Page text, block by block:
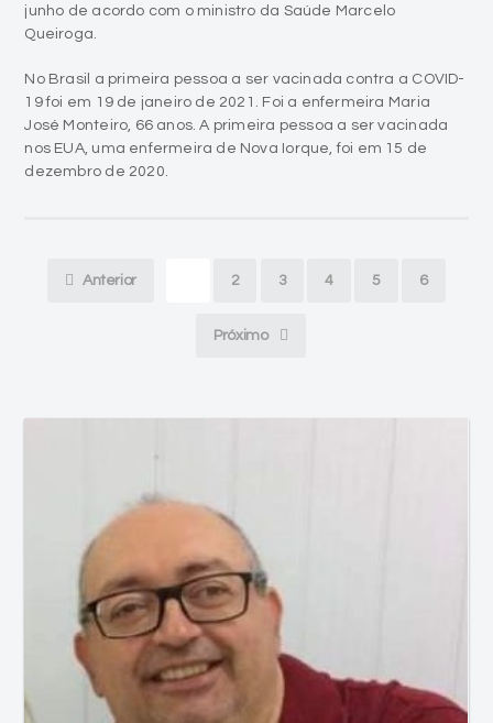
junho de acordo com o ministro da Saúde Marcelo
Queiroga.
No Brasil a primeira pessoa a ser vacinada contra a COVID-
19 foi em 19 de janeiro de 2021. Foi a enfermeira Maria
José Monteiro, 66 anos. A primeira pessoa a ser vacinada
nos EUA, uma enfermeira de Nova Iorque, foi em 15 de
dezembro de 2020.
Anterior 2 3 4 5 6
Próximo